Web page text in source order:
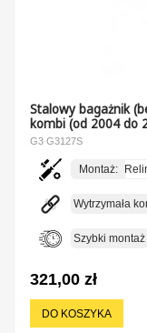
Stalowy bagażnik
kombi (od 2004 do
G3 G3127S
Montaż:
Wytrzymała
Szybki montaż
321,00 zł
DO KOSZYKA